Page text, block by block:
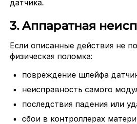
датчика.
3. Аппаратная
Если описанные действия не
физическая поломка:
повреждение шлейфа
неисправность самого
последствия падения или
сбои в контроллерах